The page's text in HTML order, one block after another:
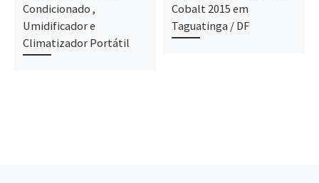
Condicionado ,
Umidificador e
Climatizador Portátil
Cobalt 2015 em
Taguatinga / DF